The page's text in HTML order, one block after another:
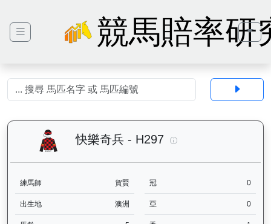
競馬賠率研
快樂奇兵 - H297
練馬師 賀賢 冠 0
出生地 澳洲 亞 0